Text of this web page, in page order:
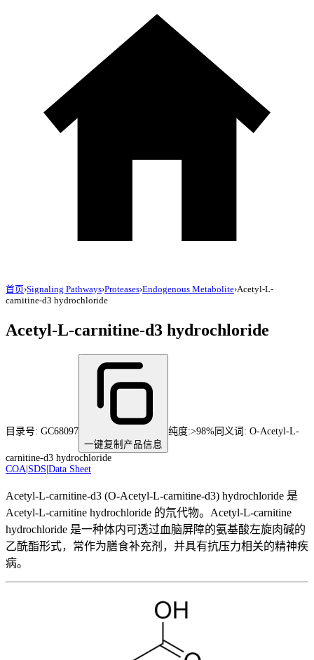
首页›Signaling Pathways›Proteases›Endogenous Metabolite›Acetyl-L-
carnitine-d3 hydrochloride
Acetyl-L-carnitine-d3 hydrochloride
目录号: GC68097
一键复制产品信息
纯度:>98% 同义词: O-Acetyl-L-
carnitine-d3 hydrochloride
COA SDS Data Sheet
Acetyl-L-carnitine-d3 (O-Acetyl-L-carnitine-d3) hydrochloride 是
Acetyl-L-carnitine hydrochloride 的氘代物。Acetyl-L-carnitine
hydrochloride 是一种体内可透过血脑屏障的氨基酸左旋肉碱的
乙酰酯形式，常作为膳食补充剂，并具有抗压力相关的精神疾
病。